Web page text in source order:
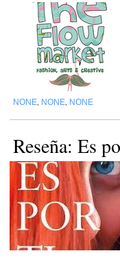
NONE NONE NONE
Reseña: Es